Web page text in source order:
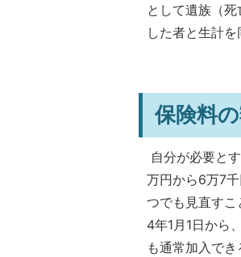
として遺族（
した者と生計を
保険料
自分が必要と
万円から6万7
つでも見直す
4年1月1日から
も通常加入でき